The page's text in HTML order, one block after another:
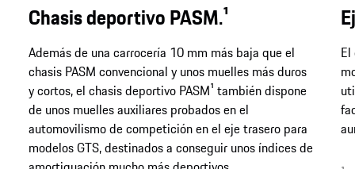
Chasis deportivo PASM.¹
Además de una carrocería 10 mm más baja que el
chasis PASM convencional y unos muelles más duros
y cortos, el chasis deportivo PASM¹ también dispone
de unos muelles auxiliares probados en el
automovilismo de competición en el eje trasero para
modelos GTS, destinados a conseguir unos índices de